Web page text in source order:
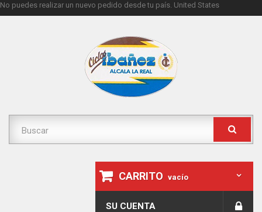
No puedes realizar un nuevo pedido desde tu país. United States
CARRITO vacío
SU CUENTA